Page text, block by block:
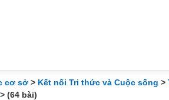
cơ sở > Kết nối Tri thức và Cuộc sống >
> (64 bài)